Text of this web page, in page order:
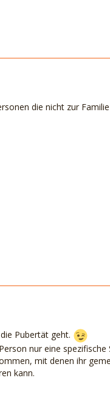
die nicht zur
Pubertät geht.
nur eine spezifische
mit denen ihr
kann.